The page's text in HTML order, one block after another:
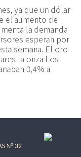
ya que un dólar
el aumento de
la demanda
esperan por
semana. El oro
la onza Los
0,4% a
N° 32